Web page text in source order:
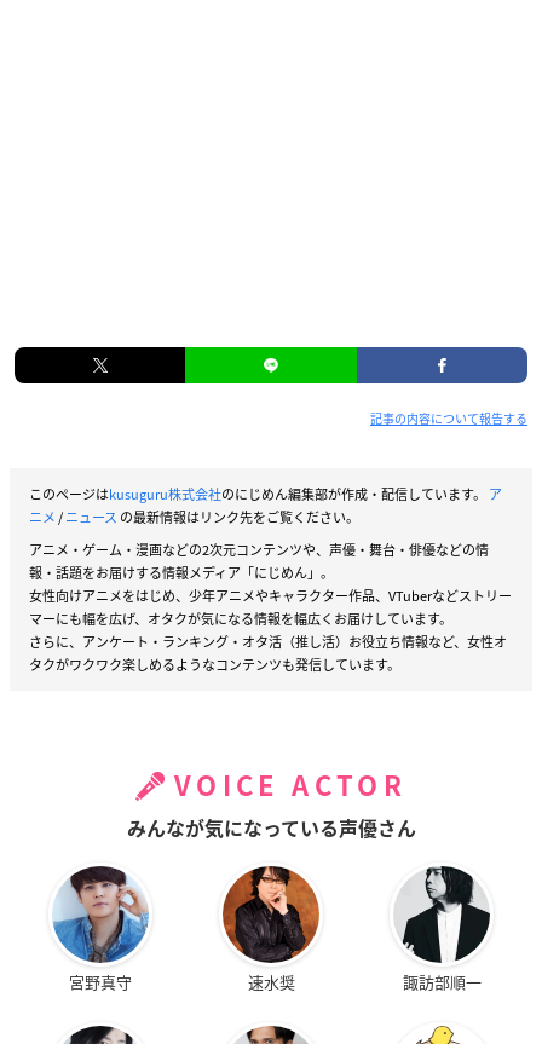
記事の内容について報告する
このページはkusuguru株式会社のにじめん編集部が作成・配信しています。 ア
ニメ/ニュース の最新情報はリンク先をご覧ください。
アニメ・ゲーム・漫画などの2次元コンテンツや、声優・舞台・俳優などの情
報・話題をお届けする情報メディア「にじめん」。
女性向けアニメをはじめ、少年アニメやキャラクター作品、VTuberなどストリー
マーにも幅を広げ、オタクが気になる情報を幅広くお届けしています。
さらに、アンケート・ランキング・オタ活（推し活）お役立ち情報など、女性オ
タクがワクワク楽しめるようなコンテンツも発信しています。
VOICE ACTOR
みんなが気になっている声優さん
宮野真守 速水奨 諏訪部順一